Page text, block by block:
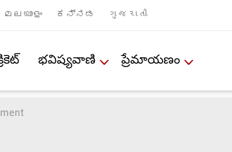
മലയാളം ಕನ್ನಡ ગુજરાતી
భవిష్యవాణి ప్రేమాయణం